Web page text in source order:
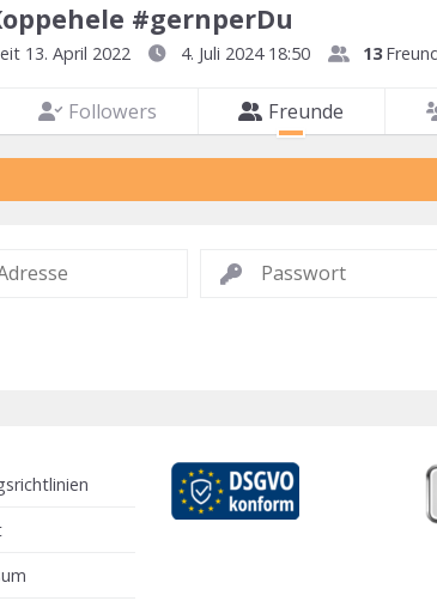
#gernperDu
13. April 2022 4. Juli 2024 18:50 13
Followers Freunde